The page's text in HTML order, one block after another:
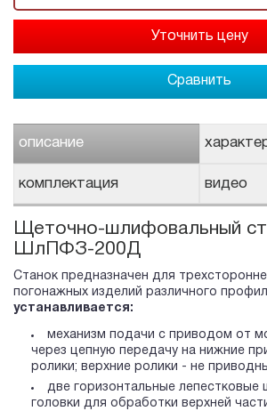
Сравнить
описание
комплектация видео
Щеточно-шлифовальный
ШлПФЗ-200Д
Станок предназначен для
погонажных изделий различного
устанавливается:
механизм подачи с приводом от
через цепную передачу на нижние
ролики; верхние ролики - не
две горизонтальные лепестковые
головки для обработки верхней